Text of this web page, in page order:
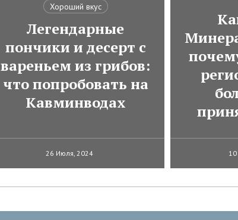
Хороший вкус
Легендарные
пончики и десерт с
вареньем из грибов:
что попробовать на
Кавминводах
26 Июля, 2024